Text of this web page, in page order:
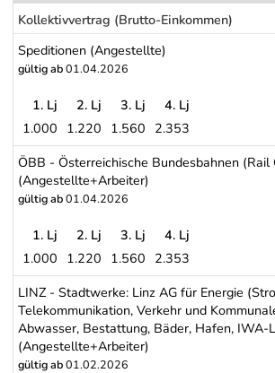
Kollektivvertrag (Brutto-Einkommen)
Speditionen (Angestellte)
gültig ab01.04.2026
Speditionen (Angestellte)
1. Lj 2. Lj 3. Lj
4. Lj
1.000 1.220 1.560 2.353
ÖBB - Österreichische Bundesbahnen (Rail
(Angestellte+Arbeiter)
gültig ab01.04.2026
ÖBB - Österreichische Bundesbahnen
1. Lj 2. Lj 3. Lj
4. Lj
1.000 1.220 1.560 2.353
LINZ - Stadtwerke: Linz AG für Energie
Telekommunikation, Verkehr und
Abwasser, Bestattung, Bäder, Hafen, IWA-
(Angestellte+Arbeiter)
gültig ab01.02.2026